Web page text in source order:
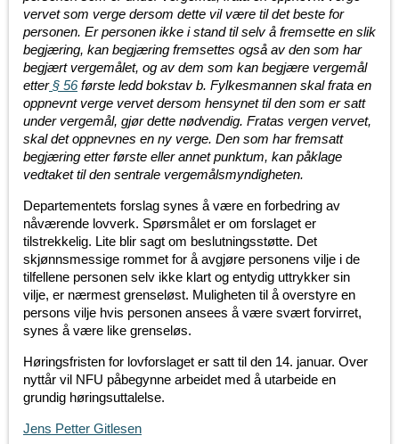
vervet som verge dersom dette vil være til det beste for
personen. Er personen ikke i stand til selv å fremsette en slik
begjæring, kan begjæring fremsettes også av den som har
begjært vergemålet, og av dem som kan begjære vergemål
etter§ 56første ledd bokstav b. Fylkesmannen skal frata en
oppnevnt verge vervet dersom hensynet til den som er satt
under vergemål, gjør dette nødvendig. Fratas vergen vervet,
skal det oppnevnes en ny verge. Den som har fremsatt
begjæring etter første eller annet punktum, kan påklage
vedtaket til den sentrale vergemålsmyndigheten.
Departementets forslag synes å være en forbedring av
nåværende lovverk. Spørsmålet er om forslaget er
tilstrekkelig. Lite blir sagt om beslutningsstøtte. Det
skjønnsmessige rommet for å avgjøre personens vilje i de
tilfellene personen selv ikke klart og entydig uttrykker sin
vilje, er nærmest grenseløst. Muligheten til å overstyre en
persons vilje hvis personen ansees å være svært forvirret,
synes å være like grenseløs.
Høringsfristen for lovforslaget er satt til den 14. januar. Over
nyttår vil NFU påbegynne arbeidet med å utarbeide en
grundig høringsuttalelse.
Jens Petter Gitlesen